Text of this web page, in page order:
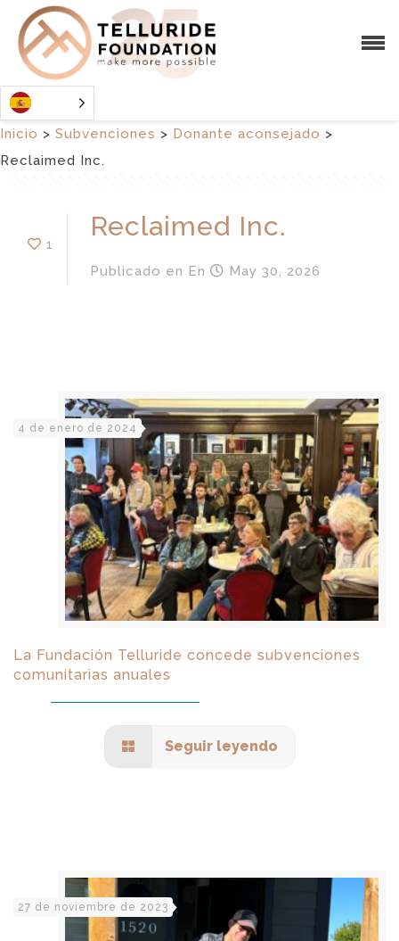
Inicio > Subvenciones > Donante aconsejado >
Reclaimed Inc.
1
Reclaimed Inc.
Publicado en En May 30, 2026
4 de enero de 2024
La Fundación Telluride concede subvenciones
comunitarias anuales
Seguir leyendo
27 de noviembre de 2023